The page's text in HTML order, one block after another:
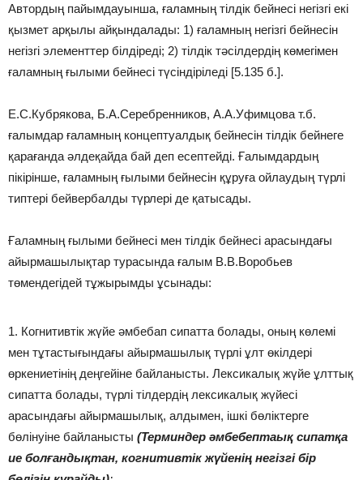
Автордың пайымдауынша, ғаламның тілдік бейнесі негізгі екі
қызмет арқылы айқындалады: 1) ғаламның негізгі бейнесін
негізгі элементтер білдіреді; 2) тілдік тәсілдердің көмегімен
ғаламның ғылыми бейнесі түсіндіріледі [5.135 б.].
Е.С.Кубрякова, Б.А.Серебренников, А.А.Уфимцова т.б.
ғалымдар ғаламның концептуалдық бейнесін тілдік бейнеге
қарағанда әлдеқайда бай деп есептейді. Ғалымдардың
пікірінше, ғаламның ғылыми бейнесін құруға ойлаудың түрлі
типтері бейвербалды түрлері де қатысады.
Ғаламның ғылыми бейнесі мен тілдік бейнесі арасындағы
айырмашылықтар турасында ғалым В.В.Воробьев
төмендегідей тұжырымды ұсынады:
1. Когнитивтік жүйе әмбебап сипатта болады, оның көлемі
мен тұтастығындағы айырмашылық түрлі ұлт өкілдері
өркениетінің деңгейіне байланысты. Лексикалық жүйе ұлттық
сипатта болады, түрлі тілдердің лексикалық жүйесі
арасындағы айырмашылық, алдымен, ішкі бөліктерге
бөлінуіне байланысты (Терминдер әмбебептаық сипатқа
ие болғандықтан, когнитивтік жүйенің негізгі бір